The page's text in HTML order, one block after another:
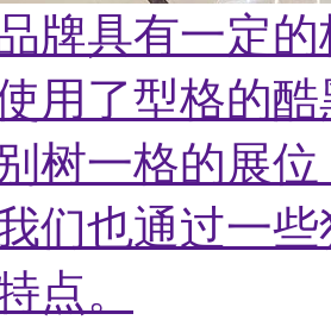
牌具有一定
用了型格的
树一格的展
们也通过一
点。